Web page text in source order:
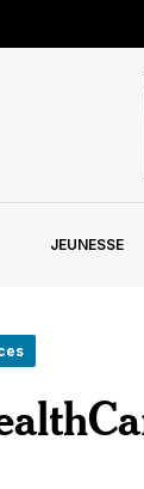
JEUNESSE